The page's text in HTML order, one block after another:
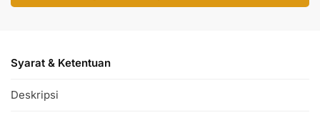
Syarat & Ketentuan
Deskripsi